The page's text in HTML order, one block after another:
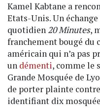
Kamel Kabtane a
Etats-Unis. Un
quotidien 20 Minutes,
franchement bougé du
américain qui n’a pas
un démenti, comme le
Grande Mosquée de
de porter plainte
identifiant dix